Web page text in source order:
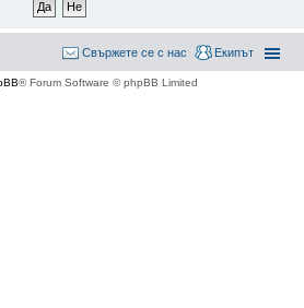
Екипът
Свържете се с нас
® Forum Software © phpBB Limited